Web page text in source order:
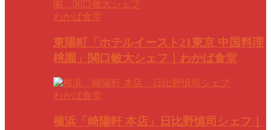
わかば食堂
東陽町「ホテルイースト21東京 中国料理
桃園」関口敏大シェフ｜わかば食堂
わかば食堂
横浜「崎陽軒 本店」日比野慎司シェフ｜